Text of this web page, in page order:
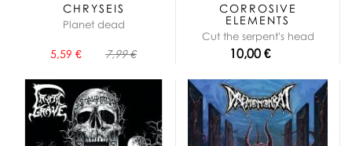
CHRYSEIS
Planet dead
5,59 € 7,99 €
CORROSIVE
ELEMENTS
Cut the serpent's head
10,00 €